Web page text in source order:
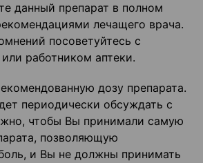
данный препарат в полном
лечащего врача.
посоветуйтесь с
работником аптеки.
дозу препарата.
периодически обсуждать с
чтобы Вы принимали самую
позволяющую
и Вы не должны принимать